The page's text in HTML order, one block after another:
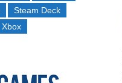
Steam Deck
Xbox